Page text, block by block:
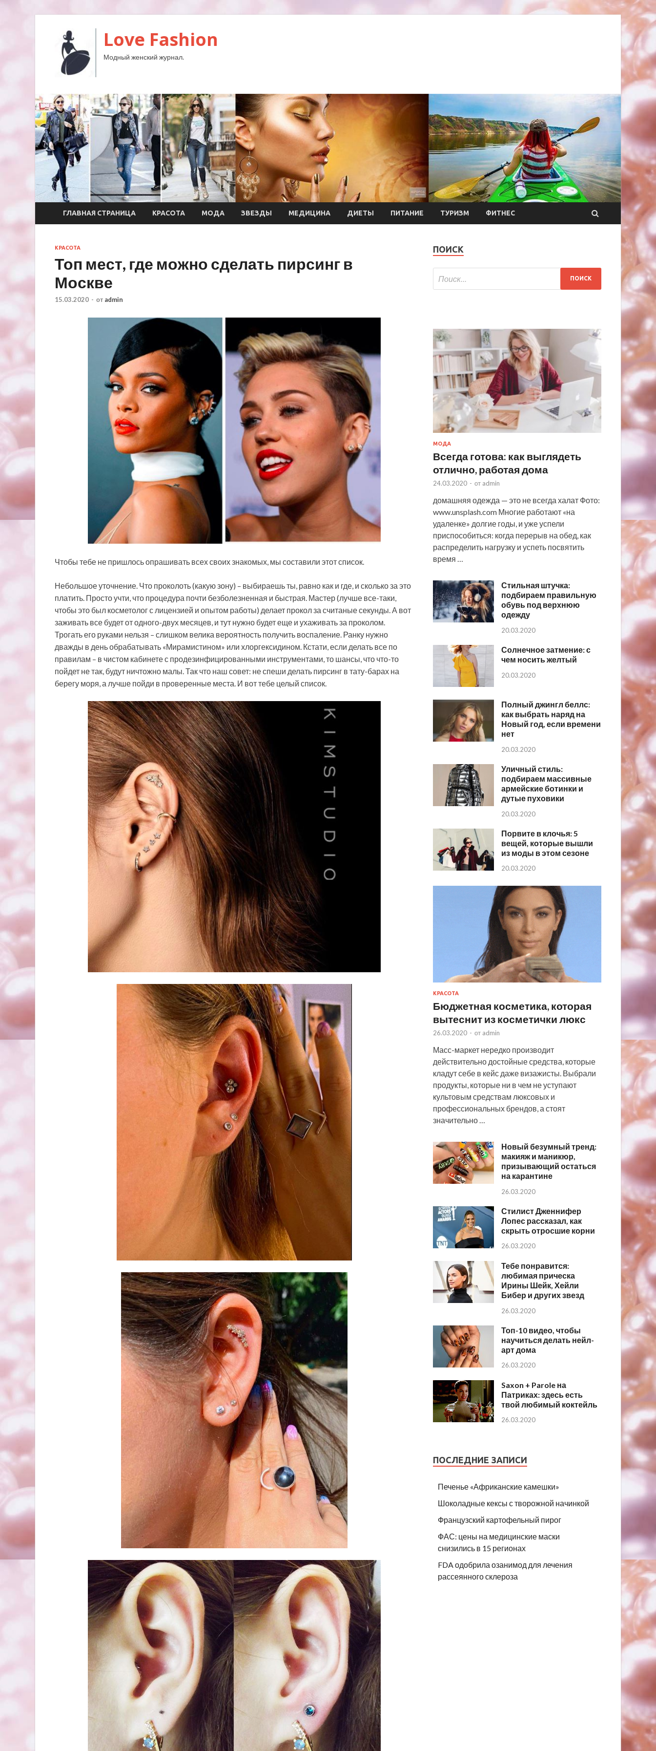
Love Fashion
Модный женский журнал.
ГЛАВНАЯ СТРАНИЦА КРАСОТА МОДА ЗВЕЗДЫ МЕДИЦИНА ДИЕТЫ ПИТАНИЕ ТУРИЗМ ФИТНЕС
КРАСОТА
Топ мест, где можно сделать пирсинг в
Москве
15.03.2020 - от admin
Чтобы тебе не пришлось опрашивать всех своих знакомых, мы составили этот список.
Небольшое уточнение. Что проколоть (какую зону) – выбираешь ты, равно как и где, и сколько за это
платить. Просто учти, что процедура почти безболезненная и быстрая. Мастер (лучше все-таки,
чтобы это был косметолог с лицензией и опытом работы) делает прокол за считаные секунды. А вот
заживать все будет от одного-двух месяцев, и тут нужно будет еще и ухаживать за проколом.
Трогать его руками нельзя – слишком велика вероятность получить воспаление. Ранку нужно
дважды в день обрабатывать «Мирамистином» или хлоргексидином. Кстати, если делать все по
правилам – в чистом кабинете с продезинфицированными инструментами, то шансы, что что-то
пойдет не так, будут ничтожно малы. Так что наш совет: не спеши делать пирсинг в тату-барах на
берегу моря, а лучше пойди в проверенные места. И вот тебе целый список.
ПОИСК
МОДА
Всегда готова: как выглядеть
отлично, работая дома
24.03.2020 - от admin
домашняя одежда — это не всегда халат Фото:
www.unsplash.com Многие работают «на
удаленке» долгие годы, и уже успели
приспособиться: когда перерыв на обед, как
распределить нагрузку и успеть посвятить
время …
Стильная штучка:
подбираем правильную
обувь под верхнюю
одежду
20.03.2020
Солнечное затмение: с
чем носить желтый
20.03.2020
Полный джингл беллс:
как выбрать наряд на
Новый год, если времени
нет
20.03.2020
Уличный стиль:
подбираем массивные
армейские ботинки и
дутые пуховики
20.03.2020
Порвите в клочья: 5
вещей, которые вышли
из моды в этом сезоне
20.03.2020
КРАСОТА
Бюджетная косметика, которая
вытеснит из косметички люкс
26.03.2020 - от admin
Масс-маркет нередко производит
действительно достойные средства, которые
кладут себе в кейс даже визажисты. Выбрали
продукты, которые ни в чем не уступают
культовым средствам люксовых и
профессиональных брендов, а стоят
значительно …
Новый безумный тренд:
макияж и маникюр,
призывающий остаться
на карантине
26.03.2020
Стилист Дженнифер
Лопес рассказал, как
скрыть отросшие корни
26.03.2020
Тебе понравится:
любимая прическа
Ирины Шейк, Хейли
Бибер и других звезд
26.03.2020
Топ-10 видео, чтобы
научиться делать нейл-
арт дома
26.03.2020
Saxon + Parole на
Патриках: здесь есть
твой любимый коктейль
26.03.2020
ПОСЛЕДНИЕ ЗАПИСИ
Печенье «Африканские камешки»
Шоколадные кексы с творожной начинкой
Французский картофельный пирог
ФАС: цены на медицинские маски
снизились в 15 регионах
FDA одобрила озанимод для лечения
рассеянного склероза